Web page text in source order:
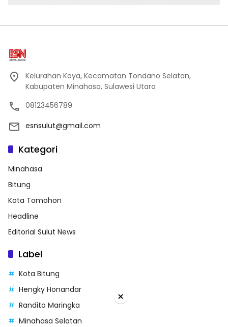
Kelurahan Koya, Kecamatan Tondano Selatan,
Kabupaten Minahasa, Sulawesi Utara
08123456789
esnsulut@gmail.com
Kategori
Minahasa
Bitung
Kota Tomohon
Headline
Editorial Sulut News
Label
Kota Bitung
Hengky Honandar
Randito Maringka
Minahasa Selatan
×